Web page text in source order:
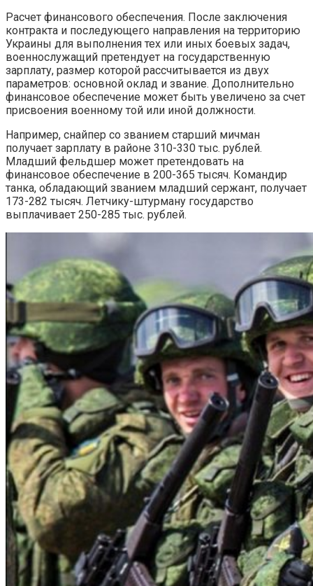
Расчет финансового обеспечения. После заключения
контракта и последующего направления на территорию
Украины для выполнения тех или иных боевых задач,
военнослужащий претендует на государственную
зарплату, размер которой рассчитывается из двух
параметров: основной оклад и звание. Дополнительно
финансовое обеспечение может быть увеличено за счет
присвоения военному той или иной должности.
Например, снайпер со званием старший мичман
получает зарплату в районе 310-330 тыс. рублей.
Младший фельдшер может претендовать на
финансовое обеспечение в 200-365 тысяч. Командир
танка, обладающий званием младший сержант, получает
173-282 тысяч. Летчику-штурману государство
выплачивает 250-285 тыс. рублей.